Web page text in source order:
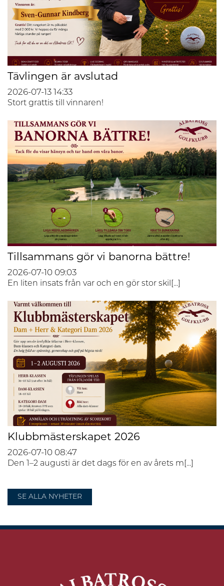
Tävlingen är avslutad
2026-07-13 14:33
Stort grattis till vinnaren!
Tillsammans gör vi banorna bättre!
2026-07-10 09:03
En liten insats från var och en gör stor skil[...]
Klubbmästerskapet 2026
2026-07-10 08:47
Den 1–2 augusti är det dags för en av årets m[...]
SE ALLA NYHETER